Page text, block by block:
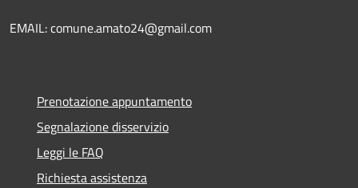
EMAIL: comune.amato24@gmail.com
Prenotazione appuntamento
Segnalazione disservizio
Leggi le FAQ
Richiesta assistenza